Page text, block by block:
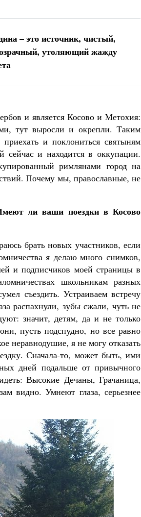
– это источник, чистый,
утоляющий жажду
и является Косово и Метохия:
тут выросли и окрепли. Таким
и поклониться святыням
сейчас и находится в оккупации.
римлянами город на
Почему мы, православные, не
ли ваши поездки в Косово
брать новых участников, если
я делаю много снимков,
и подписчиков моей страницы в
школьникам разных
съездить. Устраиваем встречу
распахнули, зубы сжали, чуть не
значит, детям, да и не только
пусть подспудно, но все равно
неравнодушие, я не могу отказать
Сначала-то, может быть, ими
дней подальше от привычного
Высокие Дечаны, Грачаница,
видно. Умнеют глаза, серьезнее